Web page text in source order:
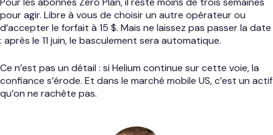
pour agir. Libre à vous de choisir un autre opérateur ou
d’accepter le forfait à 15 $. Mais ne laissez pas passer la date
: après le 11 juin, le basculement sera automatique.
Ce n’est pas un détail : si Helium continue sur cette voie, la
confiance s’érode. Et dans le marché mobile US, c’est un actif
qu’on ne rachète pas.